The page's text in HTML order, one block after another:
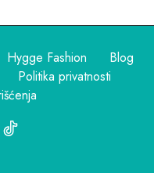
Hygge Fashion
Blog
Politika privatnosti